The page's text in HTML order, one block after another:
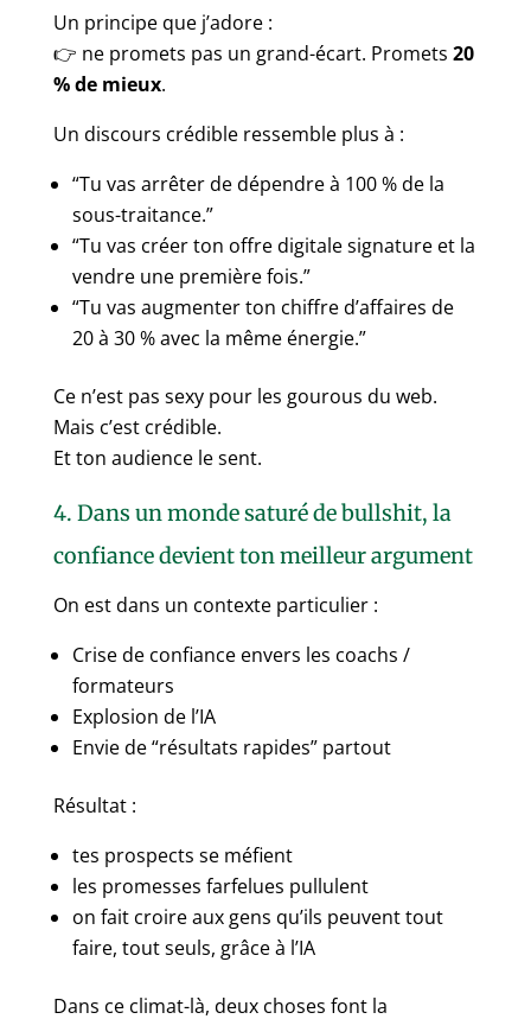
Un principe que j’adore :
👉 ne promets pas un grand-écart. Promets 20
% de mieux.
Un discours crédible ressemble plus à :
“Tu vas arrêter de dépendre à 100 % de la
sous-traitance.”
“Tu vas créer ton offre digitale signature et la
vendre une première fois.”
“Tu vas augmenter ton chiffre d’affaires de
20 à 30 % avec la même énergie.”
Ce n’est pas sexy pour les gourous du web.
Mais c’est crédible.
Et ton audience le sent.
4. Dans un monde saturé de bullshit, la
confiance devient ton meilleur argument
On est dans un contexte particulier :
Crise de confiance envers les coachs /
formateurs
Explosion de l’IA
Envie de “résultats rapides” partout
Résultat :
tes prospects se méfient
les promesses farfelues pullulent
on fait croire aux gens qu’ils peuvent tout
faire, tout seuls, grâce à l’IA
Dans ce climat-là, deux choses font la